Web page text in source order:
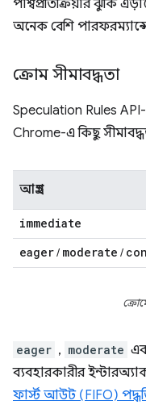
পার্শ্বপ্রতিক্রিয়ার ঝুঁকি
অনেক বেশি
ক্রোম সীমাবদ্ধতা
Speculation Rules
Chrome-এ কিছু
আগ্রহ
immediate
eager/ moderate /
eager , moderate
ব্যবহারকারীর
ফার্স্ট আউট (FIFO)